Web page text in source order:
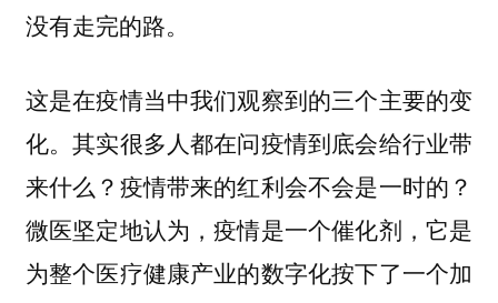
没有走完的路。
这是在疫情当中我们观察到的三个主要的变
化。其实很多人都在问疫情到底会给行业带
来什么？疫情带来的红利会不会是一时的？
微医坚定地认为，疫情是一个催化剂，它是
为整个医疗健康产业的数字化按下了一个加